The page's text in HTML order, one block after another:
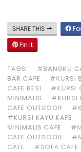
SHARE THIS
Pin It
TAGS: #BANGKU
BAR CAFE
#KURSI
CAFE BESI
#KURSI
MINIMALIS
#KURSI
CAFE OUTDOOR
#KURSI KAYU KAFE
MINIMALIS CAFE
CAFE OUTDOOR
CAFE
#SOFA CAFE